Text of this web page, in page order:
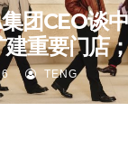
团CEO谈
建重要门店
三店不再有
TENG